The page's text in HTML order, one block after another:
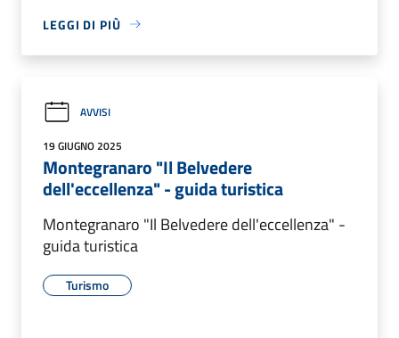
LEGGI DI PIÙ
AVVISI
19 GIUGNO 2025
Montegranaro "Il Belvedere
dell'eccellenza" - guida turistica
Montegranaro "Il Belvedere dell'eccellenza" -
guida turistica
Turismo